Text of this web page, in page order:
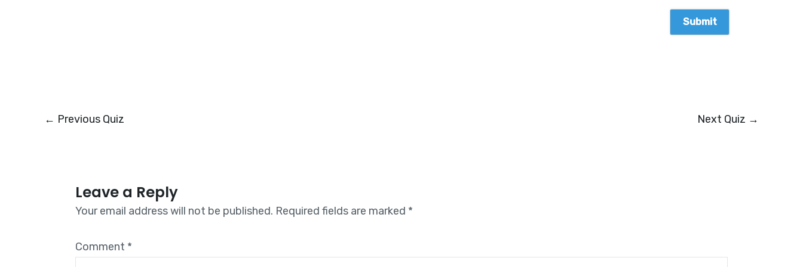
← Previous Quiz Next Quiz →
Leave a Reply
Your email address will not be published. Required fields are marked *
Comment *